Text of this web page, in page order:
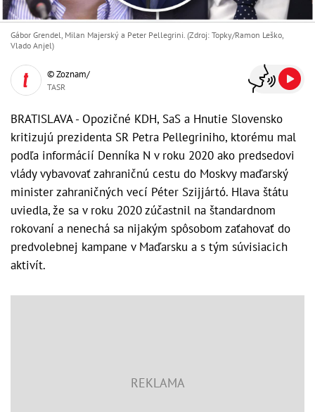
Gábor Grendel, Milan Majerský a Peter Pellegrini. (Zdroj: Topky/Ramon Leško,
Vlado Anjel)
© Zoznam/
TASR
BRATISLAVA - Opozičné KDH, SaS a Hnutie Slovensko
kritizujú prezidenta SR Petra Pellegriniho, ktorému mal
podľa informácií Denníka N v roku 2020 ako predsedovi
vlády vybavovať zahraničnú cestu do Moskvy maďarský
minister zahraničných vecí Péter Szijjártó. Hlava štátu
uviedla, že sa v roku 2020 zúčastnil na štandardnom
rokovaní a nenechá sa nijakým spôsobom zaťahovať do
predvolebnej kampane v Maďarsku a s tým súvisiacich
aktivít.